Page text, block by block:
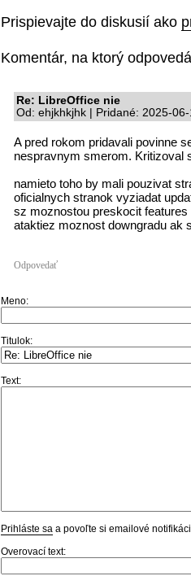
Prispievajte do diskusií ako
Komentár, na ktorý
Re: LibreOffice nie
Od: ehjkhkjhk | Pridané: 2025-
A pred rokom pridavali povinne
nespravnym smerom. Kritizoval
namieto toho by mali pouzivat
oficialnych stranok vyziadat
sz moznostou preskocit
ataktiez moznost downgradu ak
Odpovedať
Meno:
Titulok:
Text:
Prihláste sa a povoľte si emailové
Overovací text: